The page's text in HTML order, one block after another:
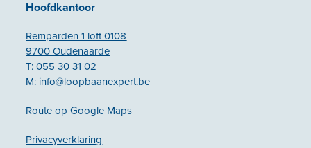
Hoofdkantoor
Remparden 1 loft 0108
9700 Oudenaarde
T:055 30 31 02
M: info@loopbaanexpert.be
Route op Google Maps
Privacyverklaring